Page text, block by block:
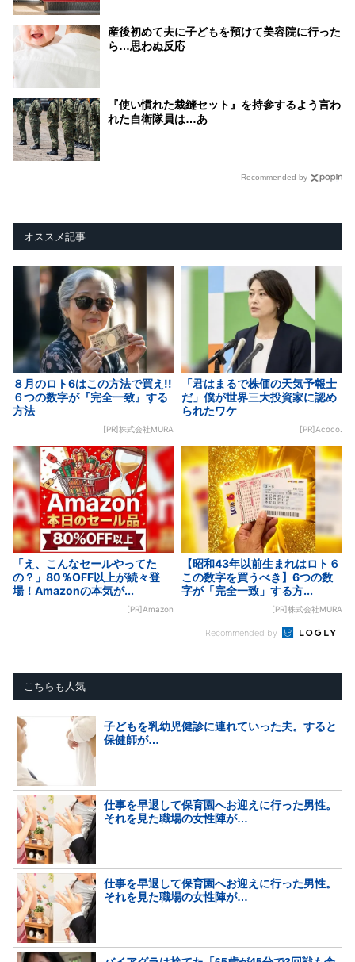
産後初めて夫に子どもを預けて美容院に行った
ら…思わぬ反応
『使い慣れた裁縫セット』を持参するよう言わ
れた自衛隊員は…あ
Recommended by
オススメ記事
８月のロト6はこの方法で買え!!
６つの数字が『完全一致』する
方法
[PR]株式会社MURA
「君はまるで株価の天気予報士
だ」僕が世界三大投資家に認め
られたワケ
[PR]Acoco.
「え、こんなセールやってた
の？」80％OFF以上が続々登
場！Amazonの本気が...
[PR]Amazon
【昭和43年以前生まれはロト６
この数字を買うべき】6つの数
字が「完全一致」する方...
[PR]株式会社MURA
Recommended by
こちらも人気
子どもを乳幼児健診に連れていった夫。すると
保健師が…
仕事を早退して保育園へお迎えに行った男性。
それを見た職場の女性陣が…
仕事を早退して保育園へお迎えに行った男性。
それを見た職場の女性陣が…